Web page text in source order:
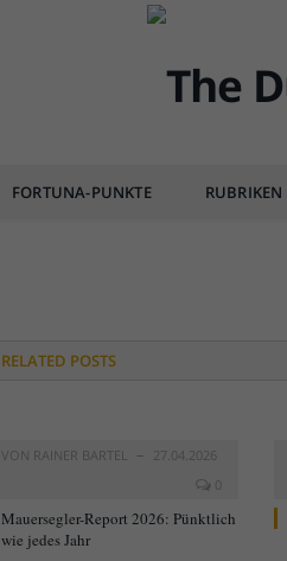
FORTUNA-PUNKTE RUBRIKEN
RELATED POSTS
VON RAINER BARTEL
27.04.2026
0
Mauersegler-Report 2026: Pünktlich
wie jedes Jahr